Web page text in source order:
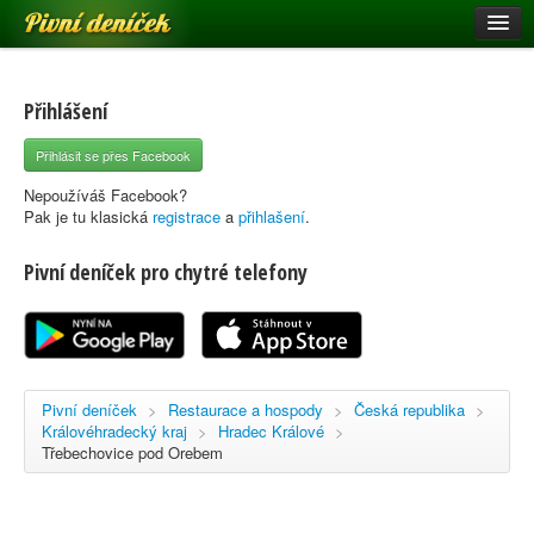
Pivní deníček
Pivní mapa
Pivní značky
Nápověda
Registrace
Přihlášení
Přihlásit se přes Facebook
Nepoužíváš Facebook?
Pak je tu klasická registrace a přihlašení.
Pivní deníček pro chytré telefony
Pivní deníček > Restaurace a hospody > Česká republika >
Královéhradecký kraj > Hradec Králové >
Třebechovice pod Orebem